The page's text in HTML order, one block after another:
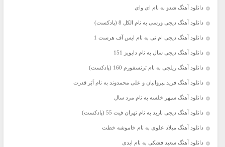
دانلود آهنگ شدو به نام ای وای
دانلود آهنگ دیجی ورسی به نام الکل 8 (پادکست)
دانلود آهنگ دیجی ام تی به نام ایس آف هرست 1
دانلود آهنگ دیجی سال به نام دابویز 151
دانلود آهنگ ریلجی به نام ترنسفورم 160 (پادکست)
دانلود آهنگ فرید پیروانیان و علی محمدوند به نام اَبَر قدرت
دانلود آهنگ سپهر خلسه به نام مرد سال
دانلود آهنگ دیجی باربد به نام تهران فیت 55 (پادکست)
دانلود آهنگ میلاد علوی به نام خاموشه خطت
دانلود آهنگ سعید فشکی به نام ابدی